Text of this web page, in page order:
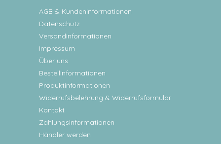
AGB & Kundeninformationen
Datenschutz
Versandinformationen
Impressum
Über uns
Bestellinformationen
Produktinformationen
Widerrufsbelehrung & Widerrufsformular
Kontakt
Zahlungsinformationen
Händler werden